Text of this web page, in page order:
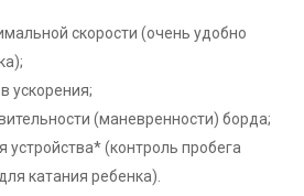
скорости (очень удобно
ускорения;
(маневренности) борда;
(контроль пробега
катания ребенка).